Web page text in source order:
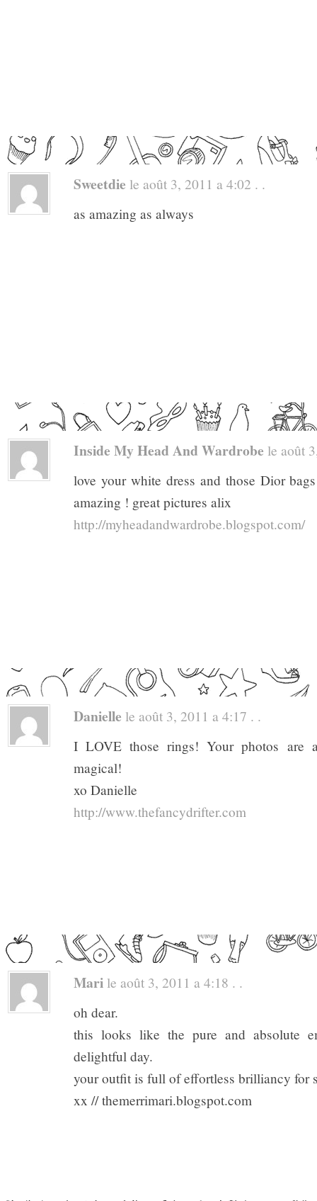
Sweetdie le août 3, 2011 a 4:02 . .
as amazing as always
Inside My Head And Wardrobe le août
love your white dress and those Dior
amazing ! great pictures alix
http://myheadandwardrobe.blogspot.com/
Danielle le août 3, 2011 a 4:17 . .
I LOVE those rings! Your photos are
magical!
xo Danielle
http://www.thefancydrifter.com
Mari le août 3, 2011 a 4:18 . .
oh dear.
this looks like the pure and absolute
delightful day.
your outfit is full of effortless brilliancy for
xx // themerrimari.blogspot.com